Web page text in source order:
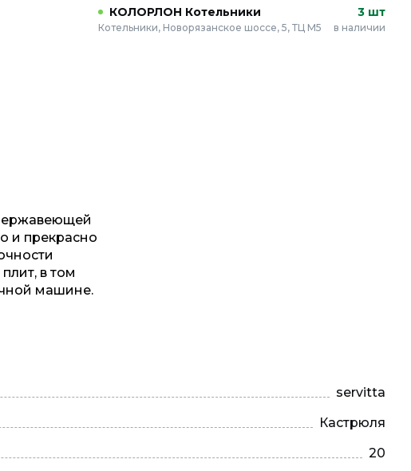
КОЛОРЛОН Котельники
Котельники, Новорязанское шоссе, 5, ТЦ М5
3 шт
в наличии
и прекрасно
в том
машине.
servitta
Кастрюля
20